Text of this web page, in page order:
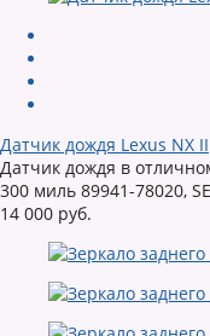
Датчик дождя Lexus NX II
Датчик дождя в
300 миль 89941-78020,
14 000 руб.